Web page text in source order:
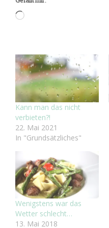
Wird
Kann man das nicht
verbieten?!
22. Mai 2021
In "Grundsätzliches"
Wenigstens war das
Wetter schlecht…
13. Mai 2018